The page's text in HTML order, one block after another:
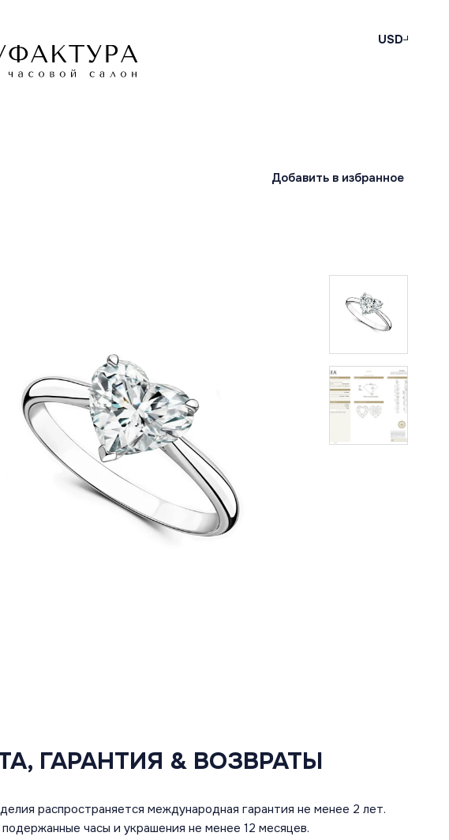
USD
Добавить в избранное
ГАРАНТИЯ & ВОЗВРАТЫ
распространяется международная гарантия не менее 2 лет.
подержанные часы и украшения не менее 12 месяцев.